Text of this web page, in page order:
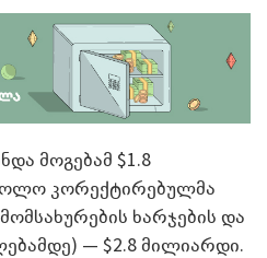
მოგებამ $1.8
კორექტირებულმა
ხარჯების და
— $2.8 მილიარდი.